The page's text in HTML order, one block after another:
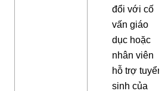
đổi với cố
vấn giáo
dục hoặc
nhân viên
hỗ trợ tuyển
sinh của